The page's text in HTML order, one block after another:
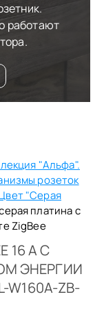
работают
"Альфа".
розеток
"Серая
платина с
ZigBee
16 А С
ЭНЕРГИИ
W160A-ZB-